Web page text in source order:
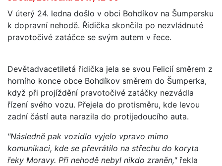
V úterý 24. ledna došlo v obci Bohdíkov na Šumpersku
k dopravní nehodě. Řidička skončila po nezvládnuté
pravotočivé zatáčce se svým autem v řece.
Devětadvacetiletá řidička jela se svou Felicií směrem z
horního konce obce Bohdíkov směrem do Šumperka,
když při projíždění pravotočivé zatáčky nezvádla
řízení svého vozu. Přejela do protisměru, kde levou
zadní částí auta narazila do protijedoucího auta.
"Následně pak vozidlo vyjelo vpravo mimo
komunikaci, kde se převrátilo na střechu do koryta
řeky Moravy. Při nehodě nebyl nikdo zraněn,"řekla